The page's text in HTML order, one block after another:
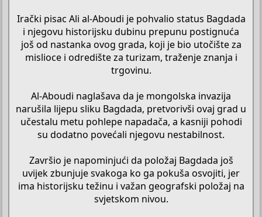
Irački pisac Ali al-Aboudi je pohvalio status Bagdada
i njegovu historijsku dubinu prepunu postignuća
još od nastanka ovog grada, koji je bio utočište za
mislioce i odredište za turizam, traženje znanja i
trgovinu.
Al-Aboudi naglašava da je mongolska invazija
narušila lijepu sliku Bagdada, pretvorivši ovaj grad u
učestalu metu pohlepe napadača, a kasniji pohodi
su dodatno povećali njegovu nestabilnost.
Završio je napominjući da položaj Bagdada još
uvijek zbunjuje svakoga ko ga pokuša osvojiti, jer
ima historijsku težinu i važan geografski položaj na
svjetskom nivou.